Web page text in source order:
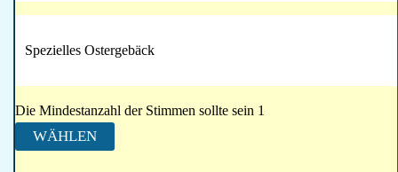
Spezielles Ostergebäck
Die Mindestanzahl der Stimmen sollte sein 1